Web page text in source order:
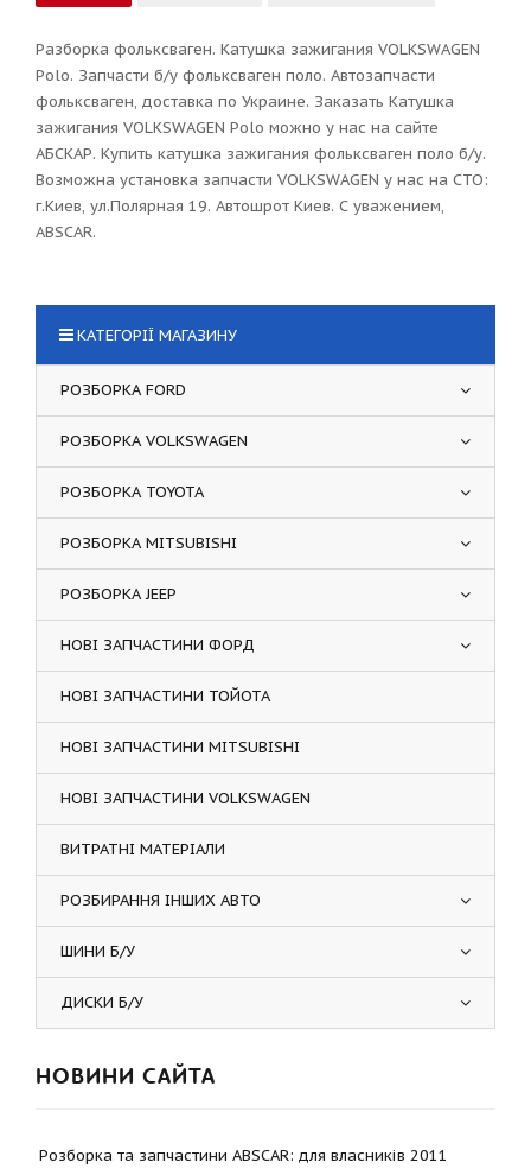
Разборка фольксваген. Катушка зажигания VOLKSWAGEN
Polo. Запчасти б/у фольксваген поло. Автозапчасти
фольксваген, доставка по Украине. Заказать Катушка
зажигания VOLKSWAGEN Polo можно у нас на сайте
АБСКАР. Купить катушка зажигания фольксваген поло б/у.
Возможна установка запчасти VOLKSWAGEN у нас на СТО:
г.Киев, ул.Полярная 19. Автошрот Киев. С уважением,
ABSCAR.
КАТЕГОРІЇ МАГАЗИНУ
РОЗБОРКА FORD
РОЗБОРКА VOLKSWAGEN
РОЗБОРКА TOYOTA
РОЗБОРКА MITSUBISHI
РОЗБОРКА JEEP
НОВІ ЗАПЧАСТИНИ ФОРД
НОВІ ЗАПЧАСТИНИ ТОЙОТА
НОВІ ЗАПЧАСТИНИ MITSUBISHI
НОВІ ЗАПЧАСТИНИ VOLKSWAGEN
ВИТРАТНІ МАТЕРІАЛИ
РОЗБИРАННЯ ІНШИХ АВТО
ШИНИ Б/У
ДИСКИ Б/У
НОВИНИ САЙТА
Розборка та запчастини ABSCAR: для власників 2011